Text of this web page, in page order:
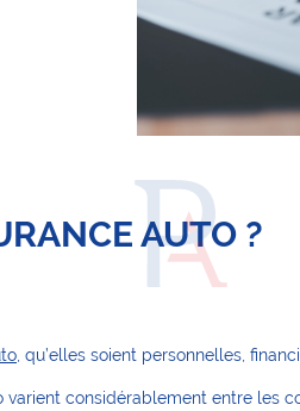
AUTO ?
, qu’elles soient personnelles,
varient considérablement entre les